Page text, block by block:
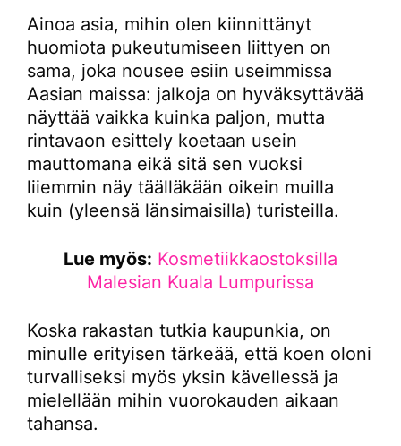
Ainoa asia, mihin olen kiinnittänyt
huomiota pukeutumiseen liittyen on
sama, joka nousee esiin useimmissa
Aasian maissa: jalkoja on hyväksyttävää
näyttää vaikka kuinka paljon, mutta
rintavaon esittely koetaan usein
mauttomana eikä sitä sen vuoksi
liiemmin näy täälläkään oikein muilla
kuin (yleensä länsimaisilla) turisteilla.
Lue myös: Kosmetiikkaostoksilla
Malesian Kuala Lumpurissa
Koska rakastan tutkia kaupunkia, on
minulle erityisen tärkeää, että koen oloni
turvalliseksi myös yksin kävellessä ja
mielellään mihin vuorokauden aikaan
tahansa.